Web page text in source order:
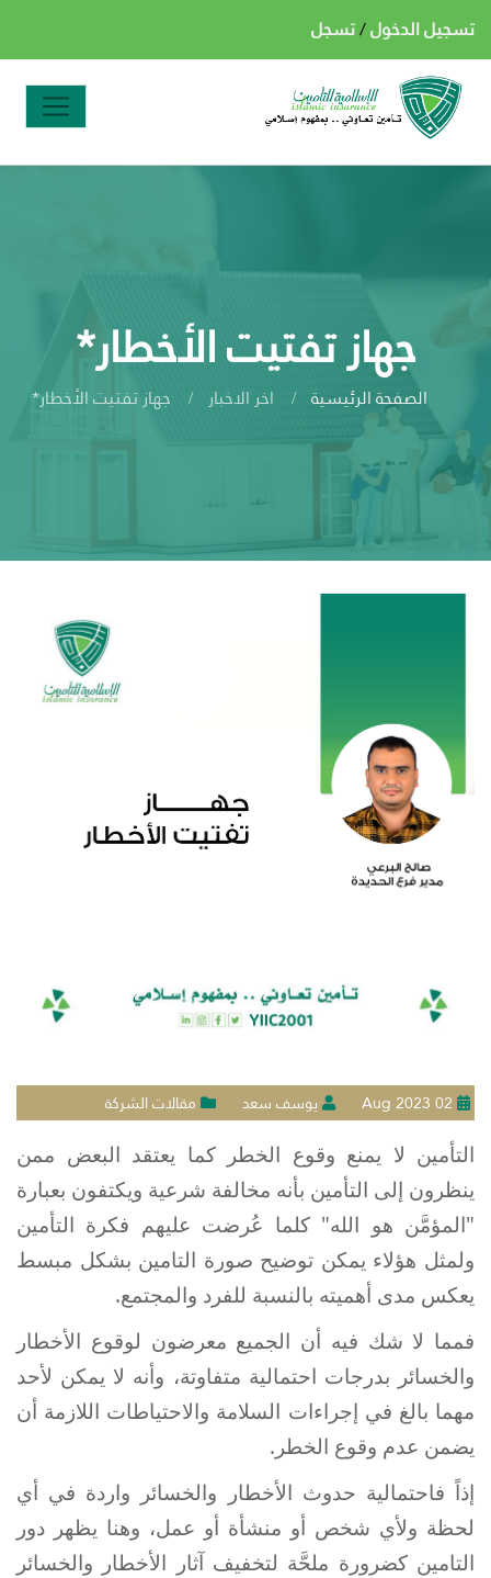
تسجيل الدخول/تسجل
جهاز تفتيت الأخطار*
الصفحة الرئيسية اخر الاخبار جهاز تفتيت الأخطار*
يوسف سعد
مقالات الشركة
التأمين لا يمنع وقوع الخطر كما يعتقد البعض ممن
ينظرون إلى التأمين بأنه مخالفة شرعية ويكتفون بعبارة
"المؤمَّن هو الله" كلما عُرضت عليهم فكرة التأمين
ولمثل هؤلاء يمكن توضيح صورة التامين بشكل مبسط
يعكس مدى أهميته بالنسبة للفرد والمجتمع.
فمما لا شك فيه أن الجميع معرضون لوقوع الأخطار
والخسائر بدرجات احتمالية متفاوتة، وأنه لا يمكن لأحد
مهما بالغ في إجراءات السلامة والاحتياطات اللازمة أن
يضمن عدم وقوع الخطر.
إذاً فاحتمالية حدوث الأخطار والخسائر واردة في أي
لحظة ولأي شخص أو منشأة أو عمل، وهنا يظهر دور
التامين كضرورة ملحَّة لتخفيف آثار الأخطار والخسائر